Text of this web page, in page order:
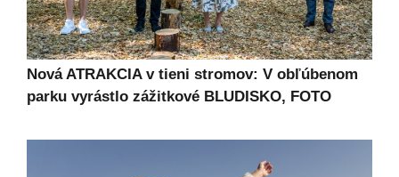
Nová ATRAKCIA v tieni stromov: V obľúbenom
parku vyrástlo zážitkové BLUDISKO, FOTO